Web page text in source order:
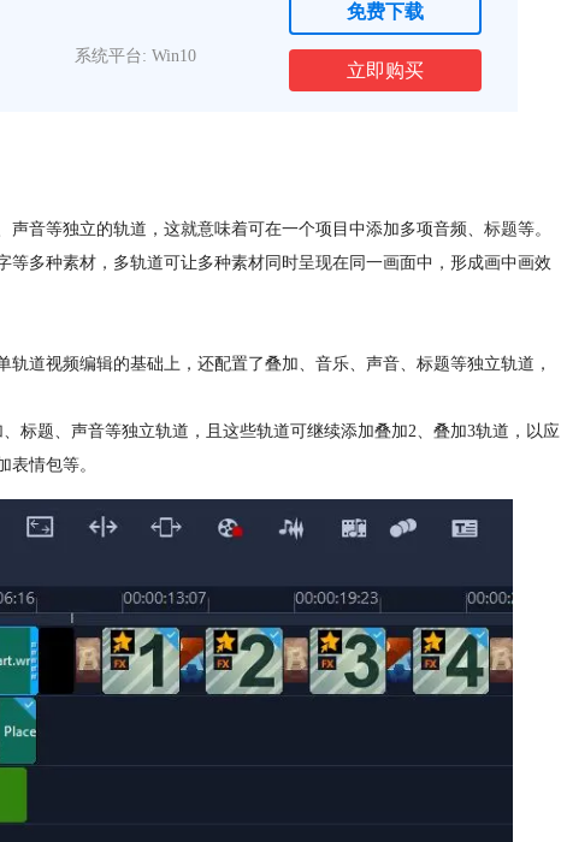
系统平台: Win10
免费下载
立即购买
音等独立的轨道，这就意味着可在一个项目中添加多项音频、 标题等。
多种素材，多轨道可让多种素材同时呈现在同一画面中，形成画中画效
道视频编辑的基础上，还配置了叠加、音乐、声音、标题等独立轨道，
标题、声音等独立轨道，且这些轨道可继续添加叠加2、叠加3轨道，以应
情包等。